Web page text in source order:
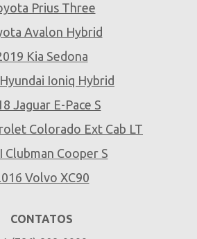
Prius Three
Avalon Hybrid
Kia Sedona
Ioniq Hybrid
Jaguar E-Pace S
Colorado Ext Cab LT
Clubman Cooper S
Volvo XC90
CONTATOS